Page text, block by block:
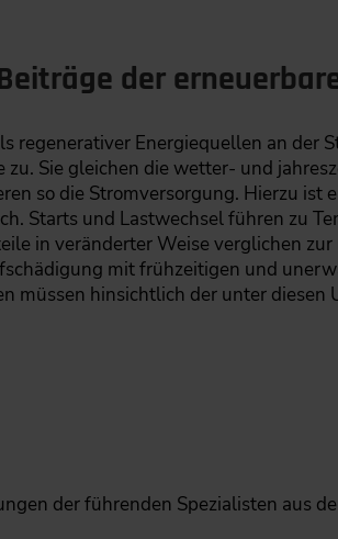
der
regenerativer Energiequellen an
zu. Sie gleichen die wetter- und
so die Stromversorgung. Hierzu
Starts und Lastwechsel führen zu
in veränderter Weise verglichen
mit frühzeitigen und
müssen hinsichtlich der unter
der führenden Spezialisten aus